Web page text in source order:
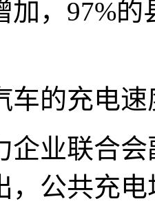
加，97%
的充电速
业联合会
，公共充